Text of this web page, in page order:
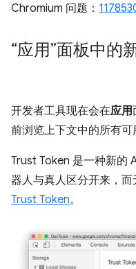
Chromium 问题：
“应用”面板中的
开发者工具现在会在应用
前浏览上下文中的所有可
Trust Token 是一种新的
器人与真人区分开来，
Trust Token。